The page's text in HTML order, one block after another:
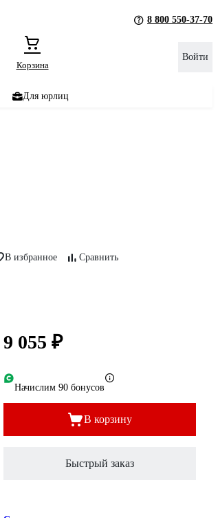
8 800 550-37-70
Корзина
Войти
Для юрлиц
В избранное Сравнить
9 055 ₽
Начислим 90 бонусов
В корзину
Быстрый заказ